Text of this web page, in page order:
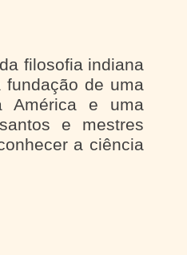
filosofia indiana
de uma
América e uma
e mestres
a ciência